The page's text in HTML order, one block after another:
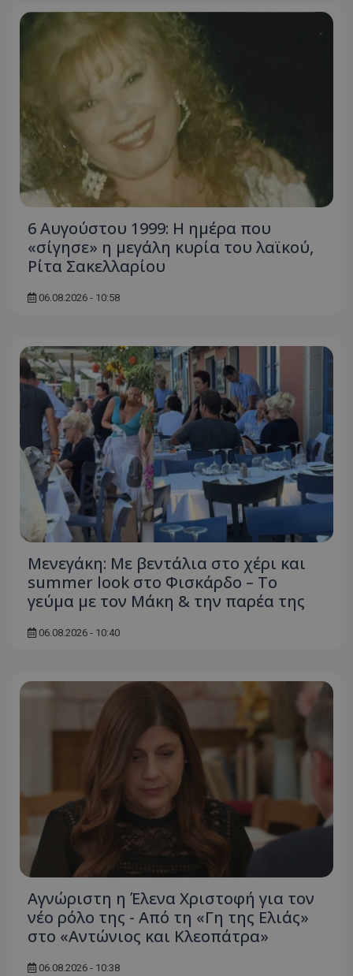
6 Αυγούστου 1999: Η ημέρα που
«σίγησε» η μεγάλη κυρία του λαϊκού,
Ρίτα Σακελλαρίου
06.08.2026 - 10:58
Μενεγάκη: Με βεντάλια στο χέρι και
summer look στο Φισκάρδο – Το
γεύμα με τον Μάκη & την παρέα της
06.08.2026 - 10:40
Αγνώριστη η Έλενα Χριστοφή για τον
νέο ρόλο της - Από τη «Γη της Ελιάς»
στο «Αντώνιος και Κλεοπάτρα»
06.08.2026 - 10:38